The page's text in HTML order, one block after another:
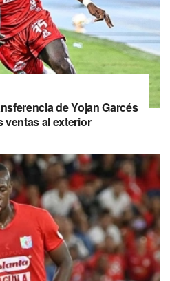
de Yojan Garcés
ventas al exterior